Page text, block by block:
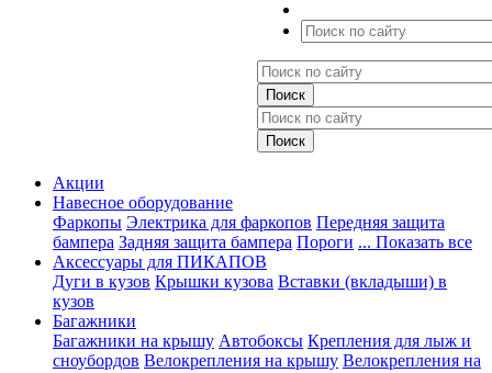
Акции
Навесное оборудование
Фаркопы Электрика для фаркопов Передняя защита
бампера Задняя защита бампера Пороги ... Показать все
Аксессуары для ПИКАПОВ
Дуги в кузов Крышки кузова Вставки (вкладыши) в
кузов
Багажники
Багажники на крышу Автобоксы Крепления для лыж и
сноубордов Велокрепления на крышу Велокрепления на